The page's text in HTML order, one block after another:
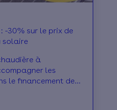
-30% sur le prix de
solaire
à
les
le financement de